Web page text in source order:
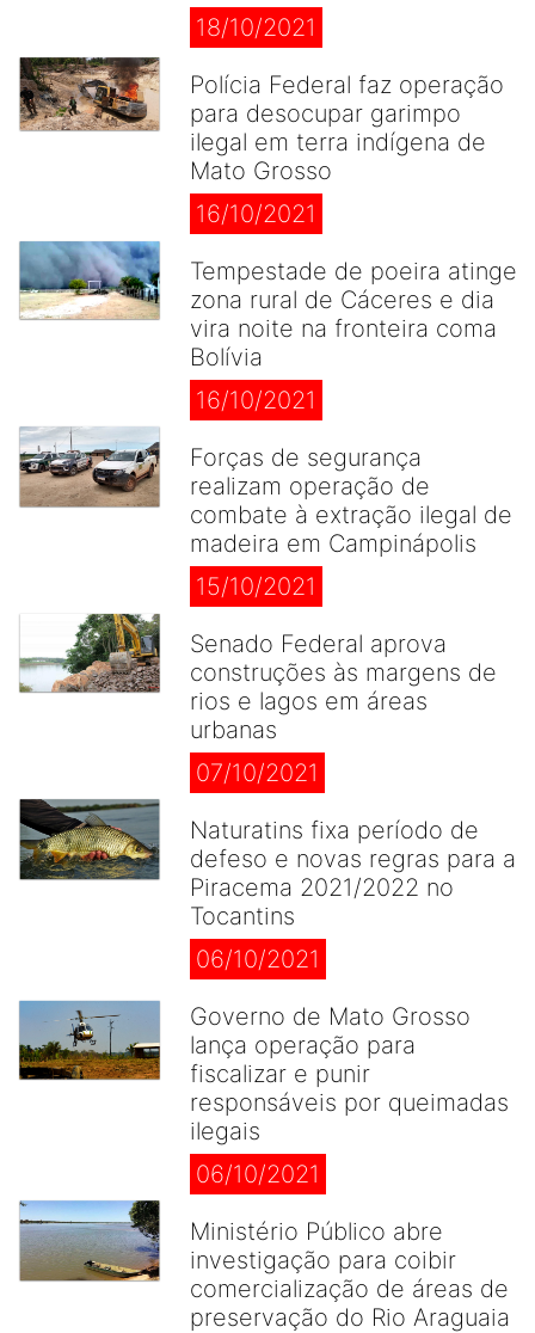
18/10/2021
Polícia Federal faz operação
para desocupar garimpo
ilegal em terra indígena de
Mato Grosso
16/10/2021
Tempestade de poeira atinge
zona rural de Cáceres e dia
vira noite na fronteira coma
Bolívia
16/10/2021
Forças de segurança
realizam operação de
combate à extração ilegal de
madeira em Campinápolis
15/10/2021
Senado Federal aprova
construções às margens de
rios e lagos em áreas
urbanas
07/10/2021
Naturatins fixa período de
defeso e novas regras para a
Piracema 2021/2022 no
Tocantins
06/10/2021
Governo de Mato Grosso
lança operação para
fiscalizar e punir
responsáveis por queimadas
ilegais
06/10/2021
Ministério Público abre
investigação para coibir
comercialização de áreas de
preservação do Rio Araguaia